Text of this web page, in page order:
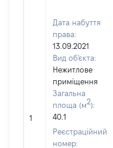
1
Дата набуття
права:
13.09.2021
Вид об'єкта:
Нежитлове
приміщення
Загальна
площа (м2):
40.1
Реєстраційний
номер: